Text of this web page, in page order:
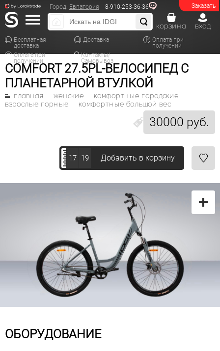
Заказать
Город: Евпатория 8-910-253-36-36
Бесплатная
доставка
Доставка
Оплата при
получении
Оплата при
получении
Контакты/
Самовывоз
вход
корзина
COMFORT 27.5PL-ВЕЛОСИПЕД С
ПЛАНЕТАРНОЙ ВТУЛКОЙ
30000 руб.
главная женские
комфортные городские
взрослые горные
комфортные большой вес
17 19 Добавить в корзину
ОБОРУДОВАНИЕ